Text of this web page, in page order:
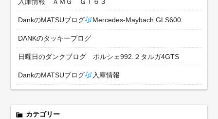
DankのMATSUブログ Mercedes-Maybach GLS600
DANKのタッキーブログ
日曜日のダンクブログ ポルシェ992.２タルガ4GTS
DankのMATSUブログ 入庫情報
カテゴリー